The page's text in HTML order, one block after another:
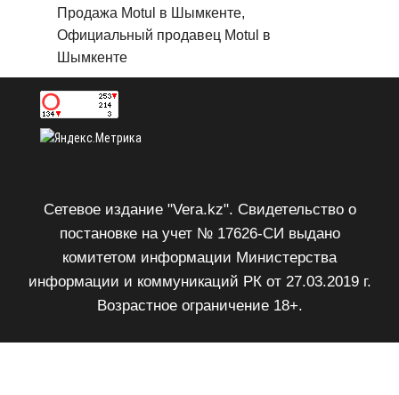
Продажа Motul в Шымкенте,
Официальный продавец Motul в
Шымкенте
Сетевое издание "Vera.kz". Свидетельство о
постановке на учет № 17626-СИ выдано
комитетом информации Министерства
информации и коммуникаций РК от 27.03.2019 г.
Возрастное ограничение 18+.